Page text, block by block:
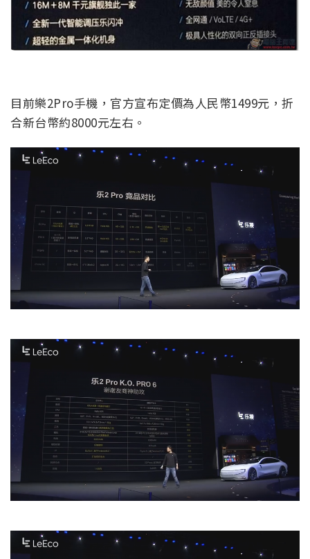
目前樂2Pro手機，官方宣布定價為人民幣1499元，折
合新台幣約8000元左右。